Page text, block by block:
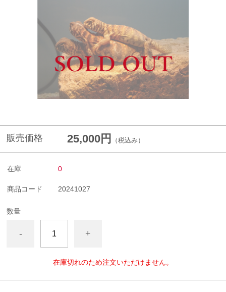
販売価格 25,000円 （税込み）
在庫 0
商品コード 20241027
数量
- +
在庫切れのため注文いただけません。